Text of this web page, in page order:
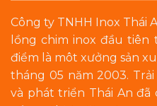
Công ty TNHH Inox Thái
lồng chim inox đầu tiên
điểm là môt xưởng sản
tháng 05 năm 2003.
và phát triển Thái An đã